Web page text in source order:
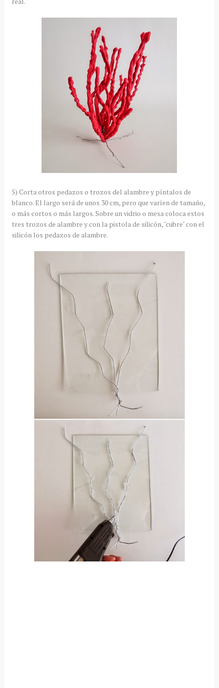
5) Corta otros pedazos o trozos del alambre y píntalos de
blanco. El largo será de unos 30 cm, pero que varíen de tamaño,
o más cortos o más largos. Sobre un vidrio o mesa coloca estos
tres trozos de alambre y con la pistola de silicón, "cubre" con el
silicón los pedazos de alambre.